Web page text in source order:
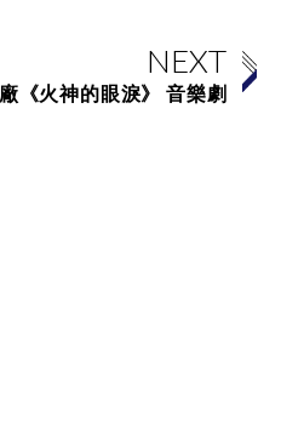
NEXT
《火神的眼淚》 音樂劇